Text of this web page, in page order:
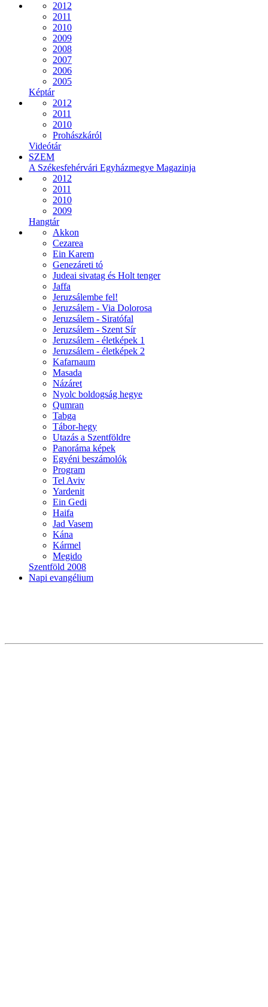
2012
2011
2010
2009
2008
2007
2006
2005
Képtár
2012
2011
2010
Prohászkáról
Videótár
SZEM
A Székesfehérvári Egyházmegye Magazinja
2012
2011
2010
2009
Hangtár
Akkon
Cezarea
Ein Karem
Genezáreti tó
Judeai sivatag és Holt tenger
Jaffa
Jeruzsálembe fel!
Jeruzsálem - Via Dolorosa
Jeruzsálem - Siratófal
Jeruzsálem - Szent Sír
Jeruzsálem - életképek 1
Jeruzsálem - életképek 2
Kafarnaum
Masada
Názáret
Nyolc boldogság hegye
Qumran
Tabga
Tábor-hegy
Utazás a Szentföldre
Panoráma képek
Egyéni beszámolók
Program
Tel Aviv
Yardenit
Ein Gedi
Haifa
Jad Vasem
Kána
Kármel
Megido
Szentföld 2008
Napi evangélium